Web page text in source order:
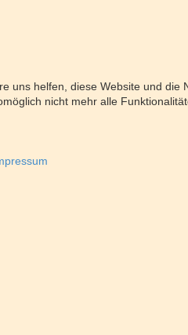
helfen, diese Website und
nicht mehr alle